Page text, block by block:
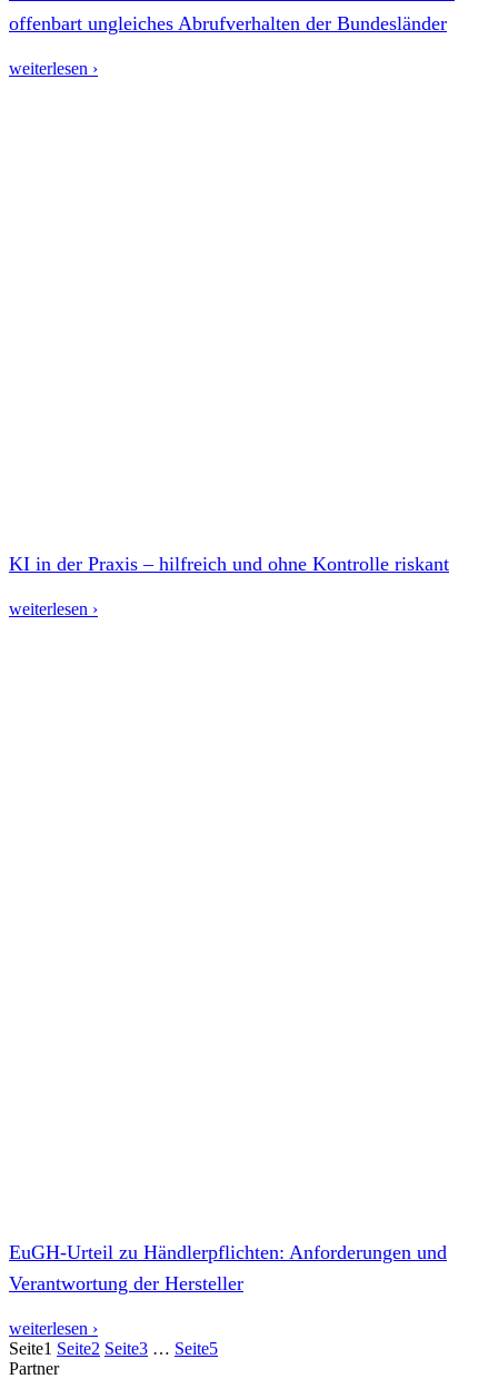
offenbart ungleiches Abrufverhalten der Bundesländer
weiterlesen ›
KI in der Praxis – hilfreich und ohne Kontrolle riskant
weiterlesen ›
EuGH-Urteil zu Händlerpflichten: Anforderungen und
Verantwortung der Hersteller
weiterlesen ›
Seite1 Seite2 Seite3 … Seite5
Partner